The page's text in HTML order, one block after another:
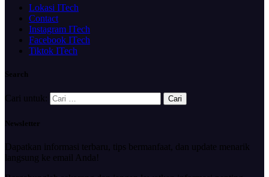
Lokasi ITech
Contact
Instagram ITech
Facebook ITech
Tiktok ITech
Search
Cari untuk:
Newsletter
Dapatkan informasi terbaru, tips bermanfaat, dan update menarik
langsung ke email Anda!